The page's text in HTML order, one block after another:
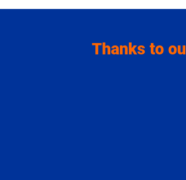
Thanks to